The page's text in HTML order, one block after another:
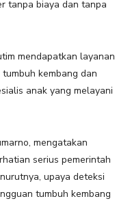
tanpa biaya dan tanpa
mendapatkan layanan
kembang dan
anak yang melayani
mengatakan
serius pemerintah
upaya deteksi
tumbuh kembang